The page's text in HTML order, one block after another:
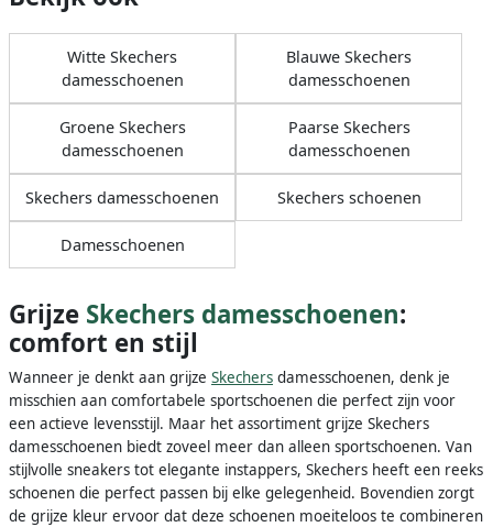
Witte Skechers
damesschoenen
Blauwe Skechers
damesschoenen
Groene Skechers
damesschoenen
Paarse Skechers
damesschoenen
Skechers damesschoenen Skechers schoenen
Damesschoenen
Grijze Skechers damesschoenen:
comfort en stijl
Wanneer je denkt aan grijze Skechers damesschoenen, denk je
misschien aan comfortabele sportschoenen die perfect zijn voor
een actieve levensstijl. Maar het assortiment grijze Skechers
damesschoenen biedt zoveel meer dan alleen sportschoenen. Van
stijlvolle sneakers tot elegante instappers, Skechers heeft een reeks
schoenen die perfect passen bij elke gelegenheid. Bovendien zorgt
de grijze kleur ervoor dat deze schoenen moeiteloos te combineren